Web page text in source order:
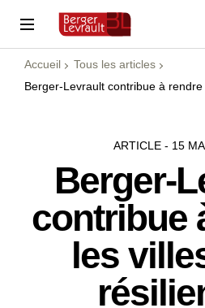
Accueil
Tous les articles
Berger-Levrault contribue à
ARTICLE - 15
Berger-
contribue
les